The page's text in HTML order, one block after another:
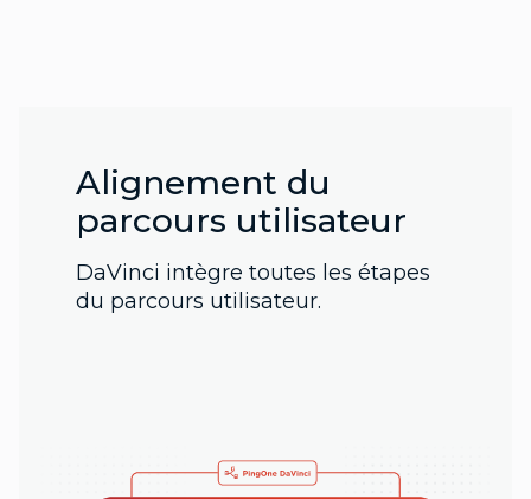
Alignement du
parcours utilisateur
DaVinci intègre toutes les étapes
du parcours utilisateur.